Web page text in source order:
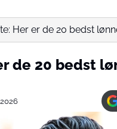
Her er de 20 bedst
de 20 bedst